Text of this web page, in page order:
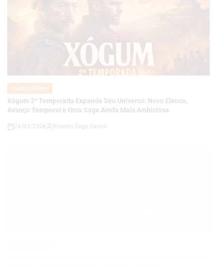
Xógum 2ª Temporada Expande Seu Universo: Novo Elenco,
Avanço Temporal e Uma Saga Ainda Mais Ambiciosa
on
24/03/2026